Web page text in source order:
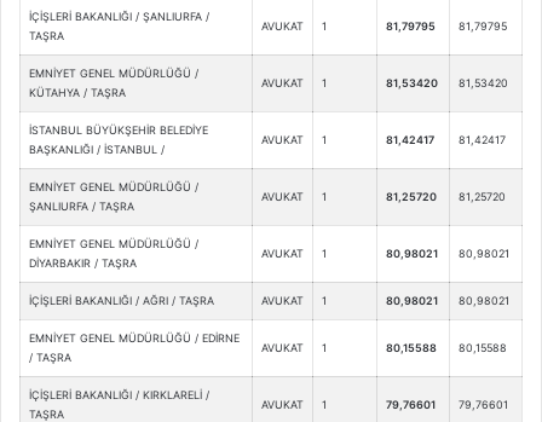
İÇİŞLERİ BAKANLIĞI / ŞANLIURFA /
TAŞRA
AVUKAT 1 81,79795 81,79795
EMNİYET GENEL MÜDÜRLÜĞÜ /
KÜTAHYA / TAŞRA
AVUKAT 1 81,53420 81,53420
İSTANBUL BÜYÜKŞEHİR BELEDİYE
BAŞKANLIĞI / İSTANBUL /
AVUKAT 1 81,42417 81,42417
EMNİYET GENEL MÜDÜRLÜĞÜ /
ŞANLIURFA / TAŞRA
AVUKAT 1 81,25720 81,25720
EMNİYET GENEL MÜDÜRLÜĞÜ /
DİYARBAKIR / TAŞRA
AVUKAT 1 80,98021 80,98021
İÇİŞLERİ BAKANLIĞI / AĞRI / TAŞRA AVUKAT 1 80,98021 80,98021
EMNİYET GENEL MÜDÜRLÜĞÜ / EDİRNE
/ TAŞRA
AVUKAT 1 80,15588 80,15588
İÇİŞLERİ BAKANLIĞI / KIRKLARELİ /
TAŞRA
AVUKAT 1 79,76601 79,76601